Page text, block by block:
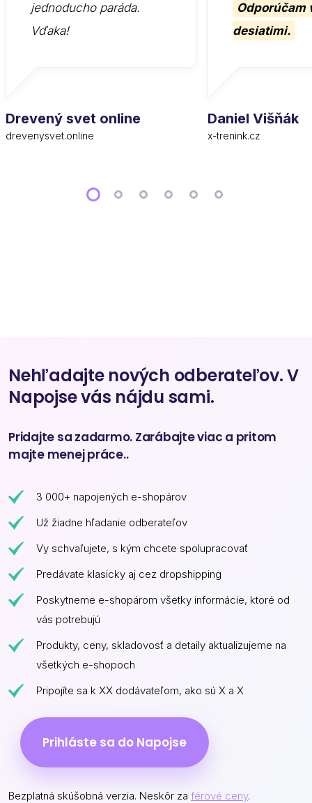
jednoducho paráda.
Vďaka!
Drevený svet online
drevenysvet.online
Odporúčam
desiatimi.
Daniel Višňák
x-trenink.cz
Nehľadajte nových odberateľov. V
Napojse vás nájdu sami.
Pridajte sa zadarmo. Zarábajte viac a pritom
majte menej práce..
3 000+ napojených e-shopárov
Už žiadne hľadanie odberateľov
Vy schvaľujete, s kým chcete spolupracovať
Predávate klasicky aj cez dropshipping
Poskytneme e-shopárom všetky informácie, ktoré od
vás potrebujú
Produkty, ceny, skladovosť a detaily aktualizujeme na
všetkých e-shopoch
Pripojíte sa k XX dodávateľom, ako sú X a X
Prihláste sa do Napojse
Bezplatná skúšobná verzia. Neskôr za férové ceny.